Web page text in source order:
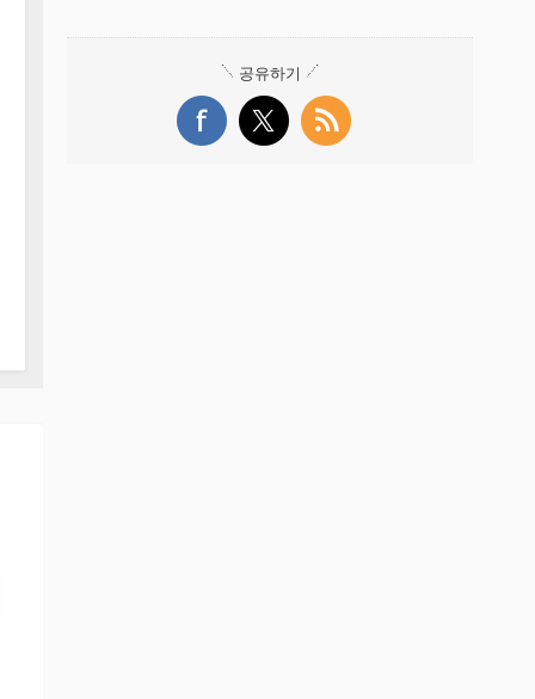
공유하기